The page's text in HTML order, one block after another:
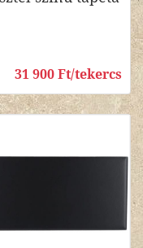
31 900 Ft/tekercs